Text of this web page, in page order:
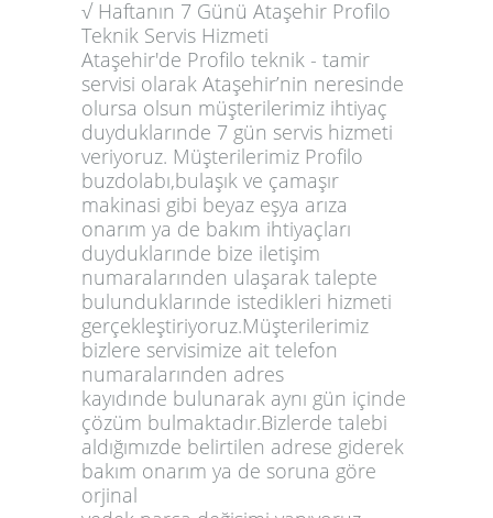
√ Haftanın 7 Günü Ataşehir Profilo
Teknik Servis Hizmeti
Ataşehir'de Profilo teknik - tamir
servisi olarak Ataşehir’nin neresinde
olursa olsun müşterilerimiz ihtiyaç
duyduklarınde 7 gün servis hizmeti
veriyoruz. Müşterilerimiz Profilo
buzdolabı,bulaşık ve çamaşır
makinasi gibi beyaz eşya arıza
onarım ya de bakım ihtiyaçları
duyduklarınde bize iletişim
numaralarınden ulaşarak talepte
bulunduklarınde istedikleri hizmeti
gerçekleştiriyoruz.Müşterilerimiz
bizlere servisimize ait telefon
numaralarınden adres
kayıdınde bulunarak aynı gün içinde
çözüm bulmaktadır.Bizlerde talebi
aldığımızde belirtilen adrese giderek
bakım onarım ya de soruna göre
orjinal